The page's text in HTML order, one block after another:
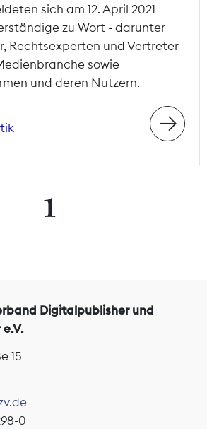
sich am 12. April 2021
zu Wort - darunter
Rechtsexperten und Vertreter
sowie
und deren Nutzern.
1
Digitalpublisher und
15
0